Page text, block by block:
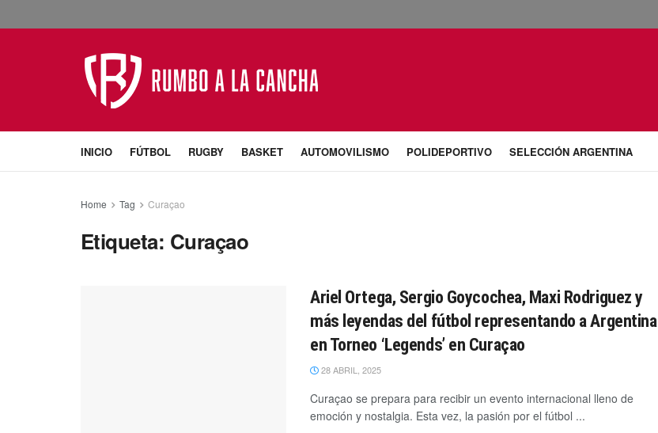
INICIO FÚTBOL RUGBY BASKET AUTOMOVILISMO POLIDEPORTIVO SELECCIÓN ARGENTINA
Home Tag Curaçao
Etiqueta: Curaçao
Ariel Ortega, Sergio Goycochea, Maxi Rodriguez y
más leyendas del fútbol representando a Argentina
en Torneo ‘Legends’ en Curaçao
28 ABRIL, 2025
Curaçao se prepara para recibir un evento internacional lleno de
emoción y nostalgia. Esta vez, la pasión por el fútbol ...